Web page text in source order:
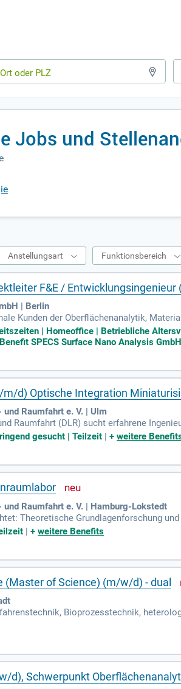
Jobs und
Anstellungsart Funktionsbereich
F&E /
| Berlin
Kunden der Oberflächenanalytik,
Systemen beliefert.
| Homeoffice | Betriebliche
SPECS Surface Nano Analysis
d) Optische Integration
Raumfahrt e. V. | Ulm
Raumfahrt (DLR) sucht erfahrene
Kennziffer 5483 ist ab sofort in Ulm
an innovativen, nachhaltigen
Sie sich jetzt und werden Sie Teil eines
gesucht | Teilzeit |+weitere
Raumfahrt e. V. | Hamburg-Lokstedt
Theoretische Grundlagenforschung
|+weitere Benefits
(Master of Science) (m/w/d) - dual
Bioprozesstechnik,
in die reguläre Studiengänge integriert.
d), Schwerpunkt